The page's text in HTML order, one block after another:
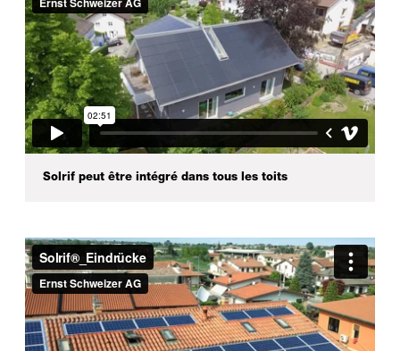
Solrif peut être intégré dans tous les toits